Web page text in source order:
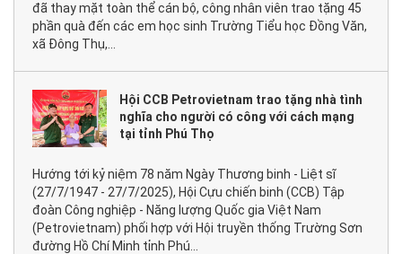
đã thay mặt toàn thể cán bộ, công nhân viên trao tặng 45
phần quà đến các em học sinh Trường Tiểu học Đồng Văn,
xã Đông Thụ,...
Hội CCB Petrovietnam trao tặng nhà tình
nghĩa cho người có công với cách mạng
tại tỉnh Phú Thọ
Hướng tới kỷ niệm 78 năm Ngày Thương binh - Liệt sĩ
(27/7/1947 - 27/7/2025), Hội Cựu chiến binh (CCB) Tập
đoàn Công nghiệp - Năng lượng Quốc gia Việt Nam
(Petrovietnam) phối hợp với Hội truyền thống Trường Sơn
đường Hồ Chí Minh tỉnh Phú...